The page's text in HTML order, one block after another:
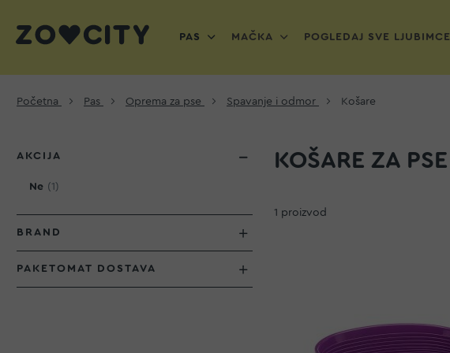
PAS MAČKA POGLEDAJ SVE LJUBIMCE
Početna Pas Oprema za pse Spavanje i odmor Košare
KOŠARE ZA PSE
1 proizvod
AKCIJA
Ne 1 proizvod
BRAND
PAKETOMAT DOSTAVA